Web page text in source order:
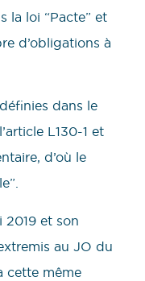
la loi “Pacte” et
d’obligations à
dans le
L130-1 et
d’où le
2019 et son
au JO du
cette même